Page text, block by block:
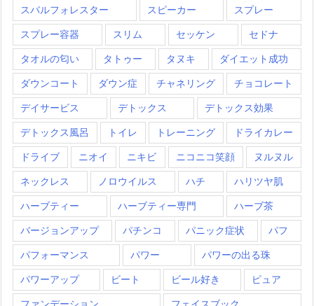
スバルフォレスター スピーカー スプレー
スプレー容器 スリム セッケン セドナ
タオルの匂い タトゥー タヌキ ダイエット成功
ダウンコート ダウン症 チャネリング チョコレート
デイサービス デトックス デトックス効果
デトックス風呂 トイレ トレーニング ドライカレー
ドライブ ニオイ ニキビ ニコニコ笑顔 ヌルヌル
ネックレス ノロウイルス ハチ ハリツヤ肌
ハーブティー ハーブティー専門 ハーブ茶
バージョンアップ パチンコ パニック症状 パフ
パフォーマンス パワー パワーの出る珠
パワーアップ ビート ビール好き ピュア
ファンデーション フェイスブック